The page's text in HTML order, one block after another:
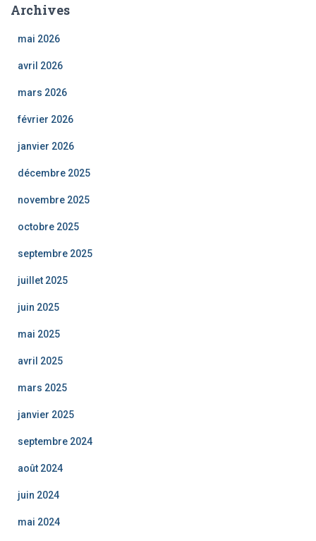
Archives
mai 2026
avril 2026
mars 2026
février 2026
janvier 2026
décembre 2025
novembre 2025
octobre 2025
septembre 2025
juillet 2025
juin 2025
mai 2025
avril 2025
mars 2025
janvier 2025
septembre 2024
août 2024
juin 2024
mai 2024